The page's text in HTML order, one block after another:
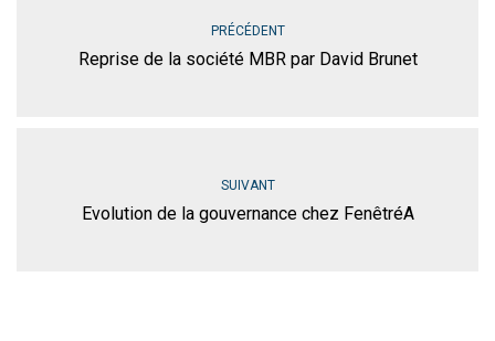
PRÉCÉDENT
Reprise de la société MBR par David Brunet
SUIVANT
Evolution de la gouvernance chez FenêtréA